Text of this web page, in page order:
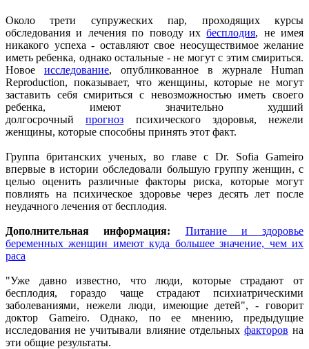
Около трети супружеских пар, проходящих курсы
обследования и лечения по поводу ихбесплодия, не имея
никакого успеха - оставляют свое неосуществимое желание
иметь ребенка, однако остальные - не могут с этим смириться.
Новое исследование, опубликованное в журнале Human
Reproduction, показывает, что женщины, которые не могут
заставить себя смириться с невозможностью иметь своего
ребенка, имеют значительно худший
долгосрочныйпрогноз психического здоровья, нежели
женщины, которые способны принять этот факт.
Группа британских ученых, во главе с Dr. Sofia Gameiro
впервые в истории обследовали большую группу женщин, с
целью оценить различные факторы риска, которые могут
повлиять на психическое здоровье через десять лет после
неудачного лечения от бесплодия.
Дополнительная информация:
Питание и здоровье
беременных женщин имеют куда большее значение, чем их
раса
"Уже давно известно, что люди, которые страдают от
бесплодия, гораздо чаще страдают психиатрическими
заболеваниями, нежели люди, имеющие детей", - говорит
доктор Gameiro. Однако, по ее мнению, предыдущие
исследования не учитывали влияние отдельных факторов на
эти общие результаты.